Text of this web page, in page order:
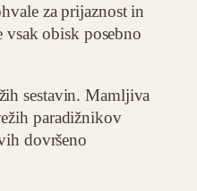
za prijaznost in
vsak obisk posebno
sestavin. Mamljiva
paradižnikov
dovršeno